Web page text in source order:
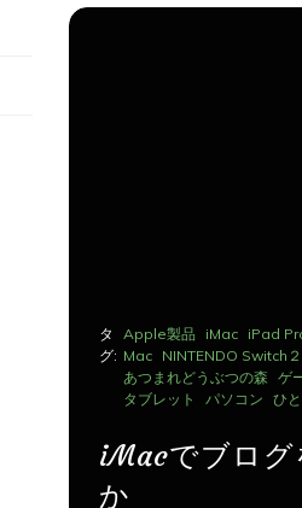
タ
グ:
Apple製品 iMac iPad
Mac
NINTENDO Switch２
あつまれどうぶつの森 ゲ
タブレット
パソコン ひ
iMacでブログ
か